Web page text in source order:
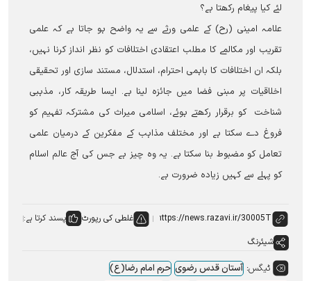
لئے کیا پیغام رکھتا ہے؟
علامہ امینی (رح) کے علمی ورثے سے یہ واضح ہو جاتا ہے کہ علمی
تقریب اور مکالمے کا مطلب اعتقادی اختلافات کو نظر انداز کرنا نہیں،
بلکہ ان اختلافات کا باہمی احترام، استدلال، مستند سازی اور تحقیقی
اخلاقیات پر مبنی فضا میں جائزہ لینا ہے۔ ایسا طریقہ کار، مذہبی
شناخت کو برقرار رکھتے ہوئے، اسلامی میراث کی مشترکہ تفہیم کو
فروغ دے سکتا ہے اور مختلف مذاہب کے مفکرین کے درمیان علمی
تعامل کو مضبوط بنا سکتا ہے۔ یہ وہ چیز ہے جس کی آج عالم اسلام
کو پہلے سے کہیں زیادہ ضرورت ہے۔
غلطی کی رپورٹ
پسند کرتا ہے:
شیئرنگ
ٹیگس: آستان قدس رضوی حرم امام رضا(ع)